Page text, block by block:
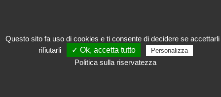
Materiali per restauro>Identificazione e archiviazione
Questo sito fa uso di cookies e ti consente di decidere se accettarli
rifiutarli
✓ Ok, accetta tutto Personalizza
Politica sulla riservatezza